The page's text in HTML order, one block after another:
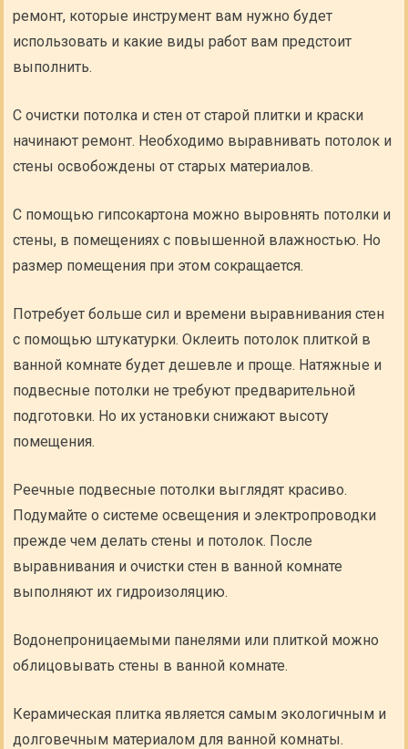
ремонт, которые инструмент вам нужно будет
использовать и какие виды работ вам предстоит
выполнить.
С очистки потолка и стен от старой плитки и краски
начинают ремонт. Необходимо выравнивать потолок и
стены освобождены от старых материалов.
С помощью гипсокартона можно выровнять потолки и
стены, в помещениях с повышенной влажностью. Но
размер помещения при этом сокращается.
Потребует больше сил и времени выравнивания стен
с помощью штукатурки. Оклеить потолок плиткой в
ванной комнате будет дешевле и проще. Натяжные и
подвесные потолки не требуют предварительной
подготовки. Но их установки снижают высоту
помещения.
Реечные подвесные потолки выглядят красиво.
Подумайте о системе освещения и электропроводки
прежде чем делать стены и потолок. После
выравнивания и очистки стен в ванной комнате
выполняют их гидроизоляцию.
Водонепроницаемыми панелями или плиткой можно
облицовывать стены в ванной комнате.
Керамическая плитка является самым экологичным и
долговечным материалом для ванной комнаты.